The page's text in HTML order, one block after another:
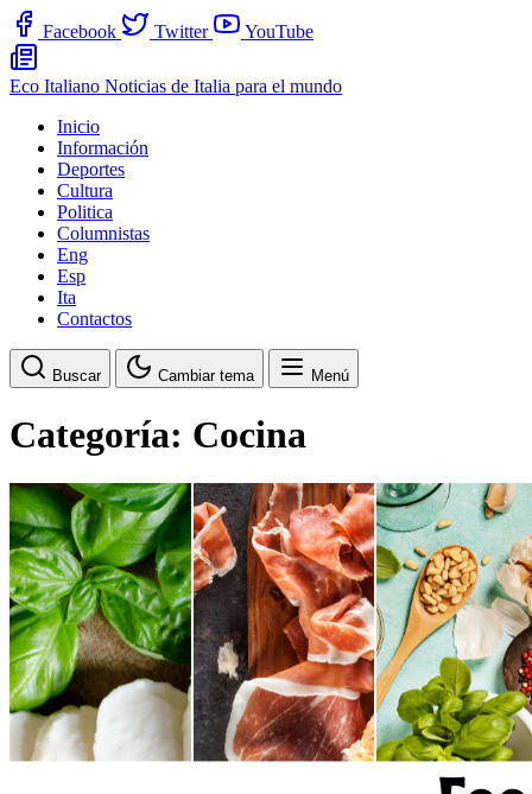
Facebook Twitter YouTube
Eco Italiano Noticias de Italia para el mundo
Inicio
Información
Deportes
Cultura
Politica
Columnistas
Eng
Esp
Ita
Contactos
Buscar Cambiar tema Menú
Categoría: Cocina